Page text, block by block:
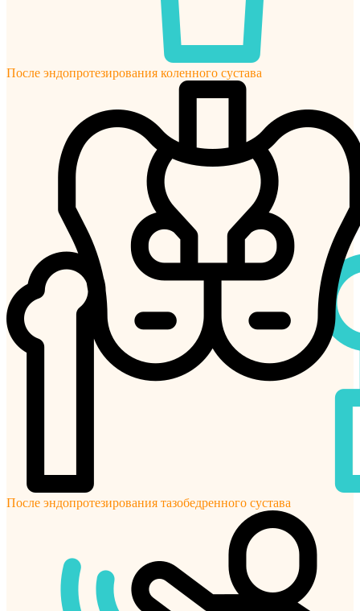
После эндопротезирования коленного сустава
После эндопротезирования тазобедренного сустава